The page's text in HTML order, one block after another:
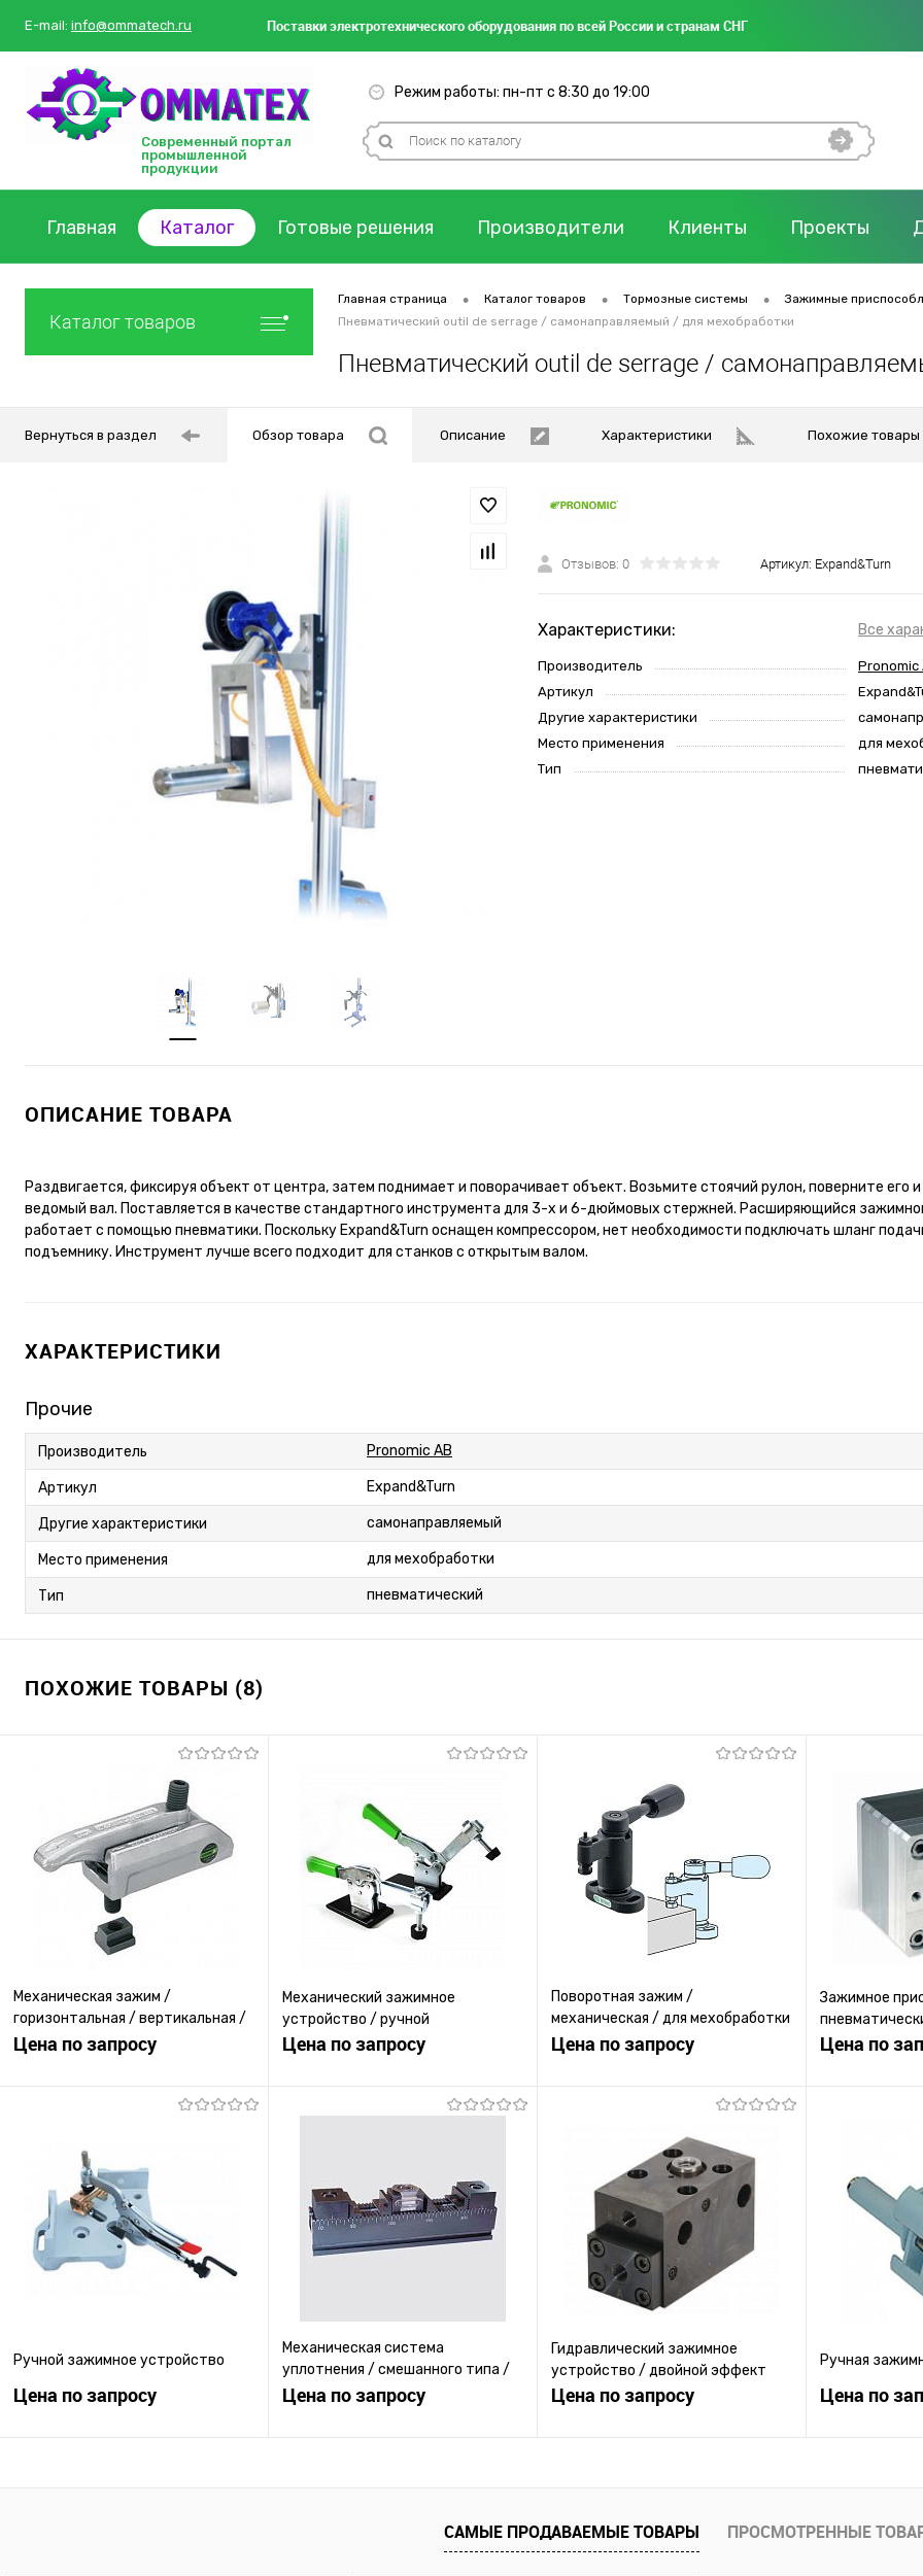
E-mail: info@ommatech.ru Поставкиэлектротехнического оборудования по всей России и странам СНГ
Современный портал
промышленной
продукции
Режим работы: пн-пт с 8:30 до 19:00
Главная Каталог Готовые решения Производители Клиенты Проекты
Каталог товаров
Главная страница • Каталог товаров • Тормозные системы • Зажимные
Пневматический outil de serrage / самонаправляемый / для мехобработки
Пневматический outil de serrage /
Вернуться в раздел Обзор товара Описание Характеристики Похожие товары
Отзывов: 0 Артикул: Expand&Turn
Характеристики: Все
Производитель
Pronomic
Артикул
Другие характеристики
Место применения
для
Тип
ОПИСАНИЕ ТОВАРА
Раздвигается, фиксируя объект от центра, затем поднимает и поворачивает объект. Возьмите стоячий рулон, поверните его
ведомый вал. Поставляется в качестве стандартного инструмента для 3-х и 6-дюймовых стержней. Расширяющийся
работает с помощью пневматики. Поскольку Expand&Turn оснащен компрессором, нет необходимости подключать шланг
подъемнику. Инструмент лучше всего подходит для станков с открытым валом.
ХАРАКТЕРИСТИКИ
Прочие
Производитель Pronomic AB
Артикул Expand&Turn
Другие характеристики самонаправляемый
Место применения для мехобработки
Тип пневматический
ПОХОЖИЕ ТОВАРЫ (8)
Механическая зажим /
горизонтальная / вертикальная /
для мехобработки
Цена по запросу
Запросить цену
Купить в 1 клик
В избранное
Механический зажимное
устройство / ручной
Цена по запросу
Запросить цену
В избранное
Под заказ
Поворотная зажим /
механическая / для мехобработки
/ для обрабатываемых деталей
Цена по запросу
Запросить цену
Купить в 1 клик
К сравнению
В избранное
Под заказ
Зажимное
Цена по
Купить в 1
В избранное
Ручной зажимное устройство
Цена по запросу
Механическая система
уплотнения / смешанного типа /
модульная / компактная
Цена по запросу
К сравнению
Под заказ
Гидравлический зажимное
устройство / двойной эффект
Цена по запросу
Купить в 1 клик
К сравнению
В избранное
Ручная
Цена по
Купить в 1
САМЫЕ ПРОДАВАЕМЫЕ ТОВАРЫ ПРОСМОТРЕННЫЕ